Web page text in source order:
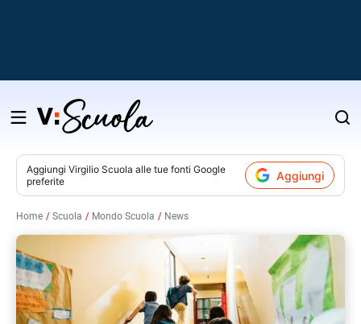
Salta
contenuto
Aggiungi Virgilio Scuola alle tue fonti Google
preferite
Aggiungi
Home Scuola Mondo Scuola News